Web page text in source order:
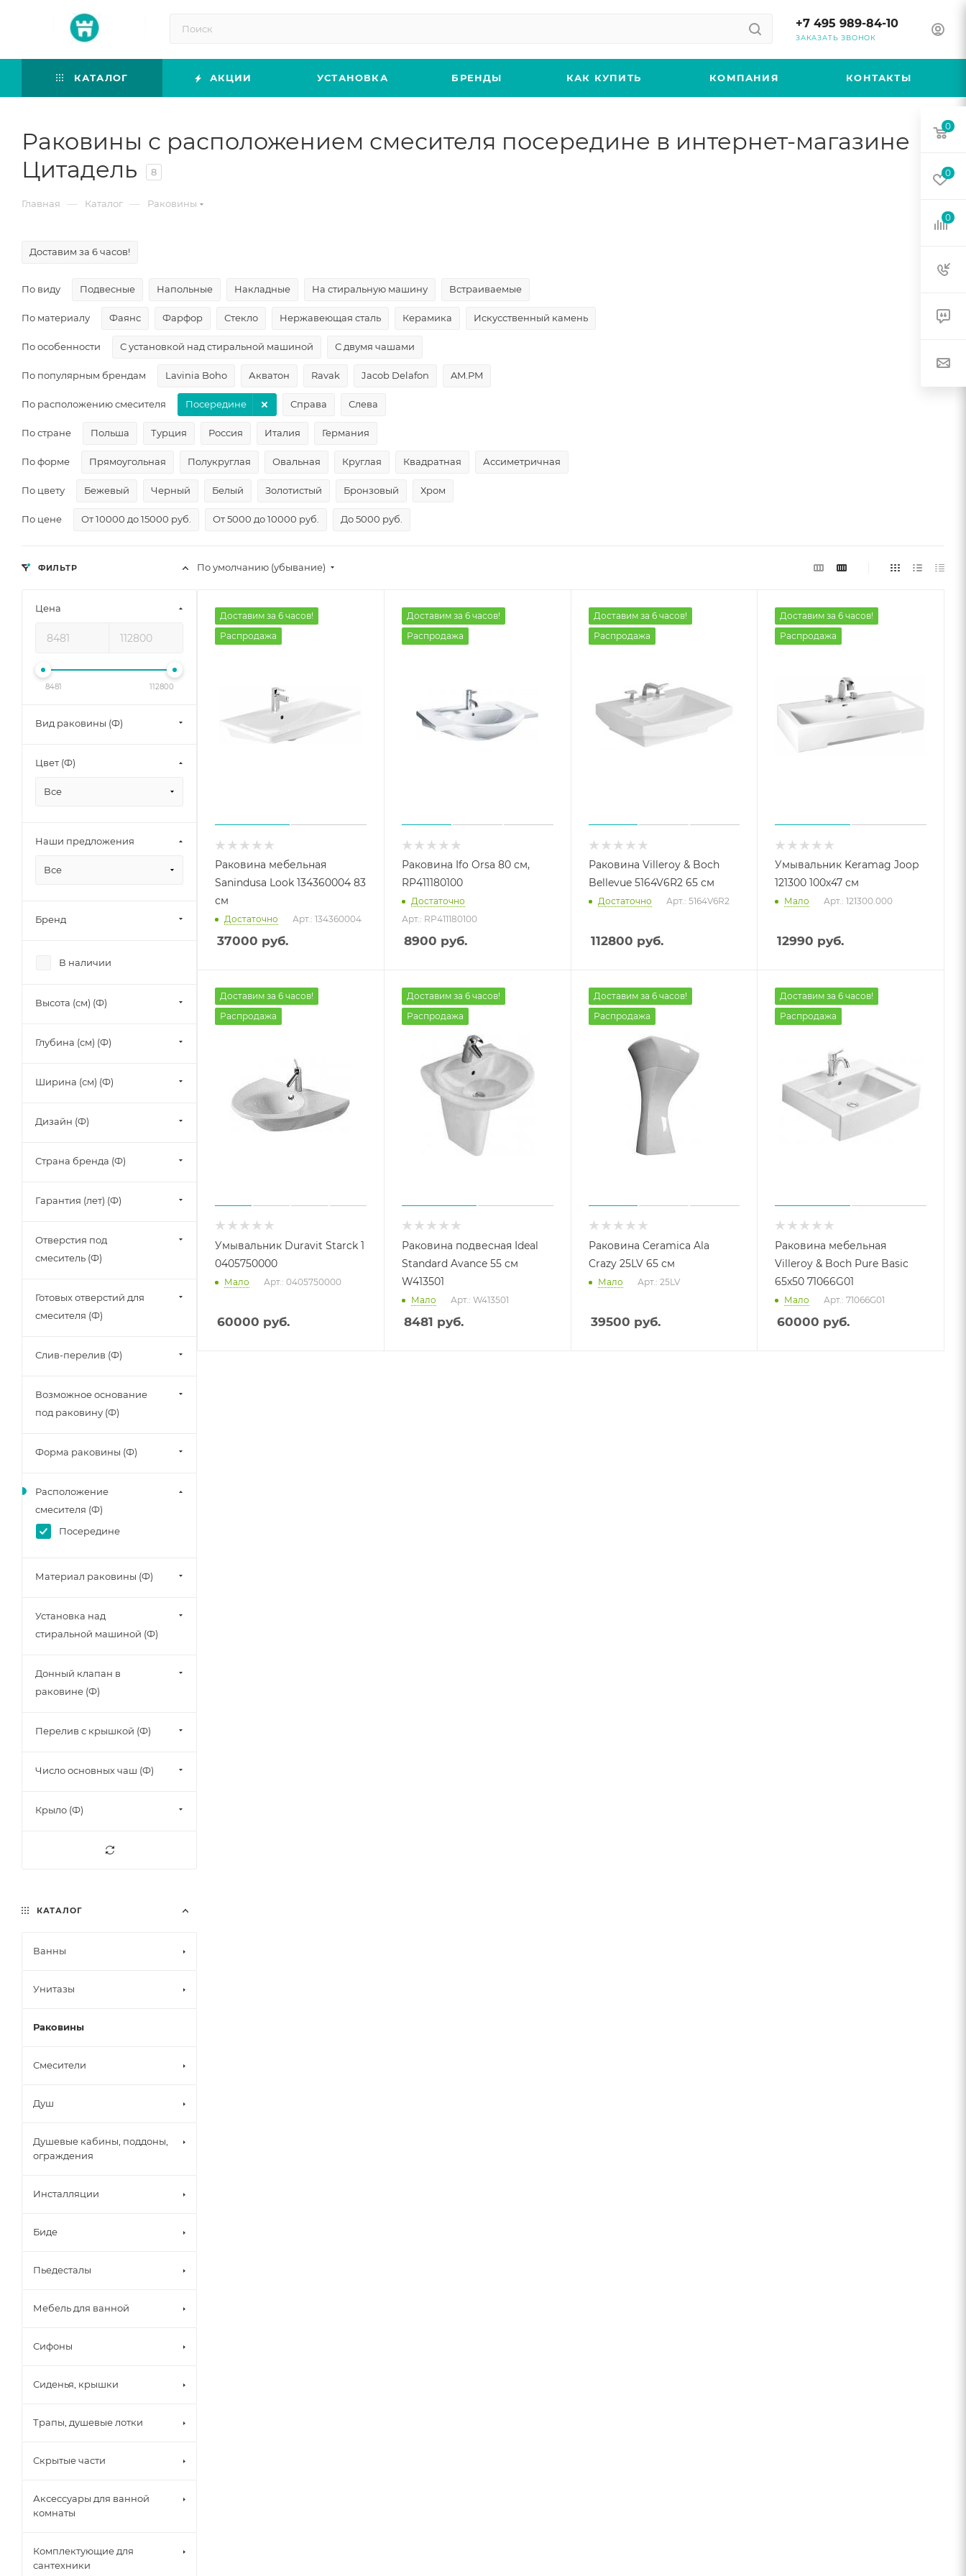
+7 495 989-84-10
ЗАКАЗАТЬ ЗВОНОК
КАТАЛОГ АКЦИИ УСТАНОВКА БРЕНДЫ КАК КУПИТЬ КОМПАНИЯ КОНТАКТЫ
Раковины с расположением смесителя посередине в интернет-магазине
Цитадель
8
Главная — Каталог — Раковины
Доставим за 6 часов!
По виду Подвесные Напольные Накладные На стиральную машину Встраиваемые
По материалу Фаянс Фарфор Стекло Нержавеющая сталь Керамика Искусственный камень
По особенности С установкой над стиральной машиной С двумя чашами
По популярным брендам Lavinia Boho Акватон Ravak Jacob Delafon AM.PM
По расположению смесителя Справа Слева
Посередине
По стране Польша Турция Россия Италия Германия
По форме Прямоугольная Полукруглая Овальная Круглая Квадратная Ассиметричная
По цвету Бежевый Черный Белый Золотистый Бронзовый Хром
По цене От 10000 до 15000 руб. От 5000 до 10000 руб. До 5000 руб.
По умолчанию (убывание)
Доставим за 6 часов!
Распродажа
Раковина мебельная
Sanindusa Look 134360004 83
см
Достаточно Арт.: 134360004
37000 руб.
Доставим за 6 часов!
Распродажа
Раковина Ifo Orsa 80 см,
RP411180100
Достаточно
Арт.: RP411180100
8900 руб.
Доставим за 6 часов!
Распродажа
Раковина Villeroy & Boch
Bellevue 5164V6R2 65 см
Достаточно Арт.: 5164V6R2
112800 руб.
Доставим за 6 часов!
Распродажа
Умывальник Keramag Joop
121300 100х47 см
Мало Арт.: 121300.000
12990 руб.
Доставим за 6 часов!
Распродажа
Умывальник Duravit Starck 1
0405750000
Мало Арт.: 0405750000
60000 руб.
Доставим за 6 часов!
Распродажа
Раковина подвесная Ideal
Standard Avance 55 см
W413501
Мало Арт.: W413501
8481 руб.
Доставим за 6 часов!
Распродажа
Раковина Ceramica Ala
Crazy 25LV 65 см
Мало Арт.: 25LV
39500 руб.
Доставим за 6 часов!
Распродажа
Раковина мебельная
Villeroy & Boch Pure Basic
65x50 71066G01
Мало Арт.: 71066G01
60000 руб.
ФИЛЬТР
Цена
8481 112800
Вид раковины (Ф)
Цвет (Ф)
Все
Наши предложения
Все
Бренд
В наличии
Высота (см) (Ф)
Глубина (см) (Ф)
Ширина (см) (Ф)
Дизайн (Ф)
Страна бренда (Ф)
Гарантия (лет) (Ф)
Отверстия под
смеситель (Ф)
Готовых отверстий для
смесителя (Ф)
Слив-перелив (Ф)
Возможное основание
под раковину (Ф)
Форма раковины (Ф)
Расположение
смесителя (Ф)
Посередине
Материал раковины (Ф)
Установка над
стиральной машиной (Ф)
Донный клапан в
раковине (Ф)
Перелив с крышкой (Ф)
Число основных чаш (Ф)
Крыло (Ф)
КАТАЛОГ
Ванны
Унитазы
Раковины
Смесители
Душ
Душевые кабины, поддоны,
ограждения
Инсталляции
Биде
Пьедесталы
Мебель для ванной
Сифоны
Сиденья, крышки
Трапы, душевые лотки
Скрытые части
Аксессуары для ванной
комнаты
Комплектующие для
сантехники
0
0
0